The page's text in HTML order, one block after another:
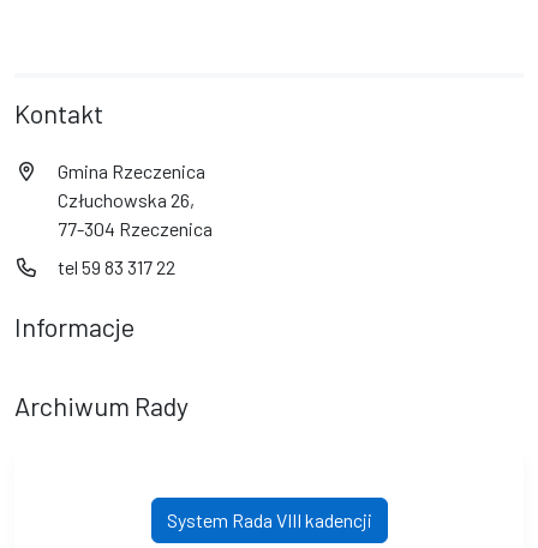
Kontakt
Gmina Rzeczenica
Człuchowska 26,
77-304 Rzeczenica
tel 59 83 317 22
Informacje
Archiwum Rady
System Rada VIII kadencji